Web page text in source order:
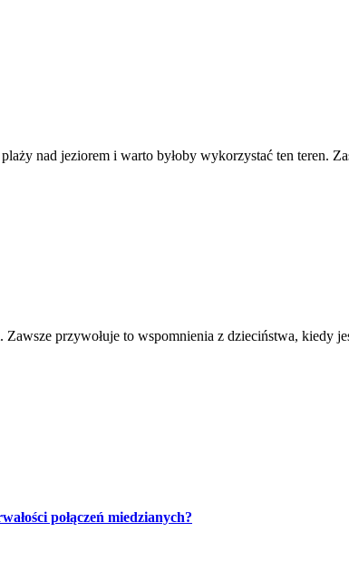
nad jeziorem i warto byłoby wykorzystać ten teren.
przywołuje to wspomnienia z dzieciństwa, kiedy
połączeń miedzianych?